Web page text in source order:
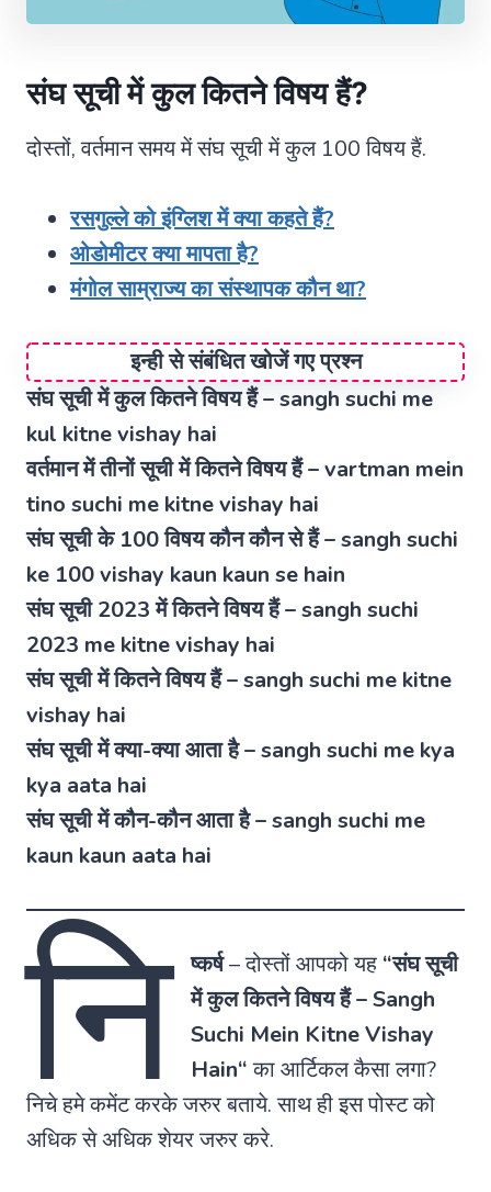
संघ सूची में कुल कितने विषय हैं?
दोस्तों, वर्तमान समय में संघ सूची में कुल 100 विषय हैं.
रसगुल्ले को इंग्लिश में क्या कहते हैं?
ओडोमीटर क्या मापता है?
मंगोल साम्राज्य का संस्थापक कौन था?
इन्ही से संबंधित खोजें गए प्रश्न
संघ सूची में कुल कितने विषय हैं – sangh suchi me
kul kitne vishay hai
वर्तमान में तीनों सूची में कितने विषय हैं – vartman mein
tino suchi me kitne vishay hai
संघ सूची के 100 विषय कौन कौन से हैं – sangh suchi
ke 100 vishay kaun kaun se hain
संघ सूची 2023 में कितने विषय हैं – sangh suchi
2023 me kitne vishay hai
संघ सूची में कितने विषय हैं – sangh suchi me kitne
vishay hai
संघ सूची में क्या-क्या आता है – sangh suchi me kya
kya aata hai
संघ सूची में कौन-कौन आता है – sangh suchi me
kaun kaun aata hai
नि ष्कर्ष–दोस्तों आपको यह“संघ सूची
में कुल कितने विषय हैं–Sangh
Suchi Mein Kitne Vishay
Hain“का आर्टिकल कैसा लगा?
निचे हमे कमेंट करके जरुर बताये. साथ ही इस पोस्ट को
अधिक से अधिक शेयर जरुर करे.